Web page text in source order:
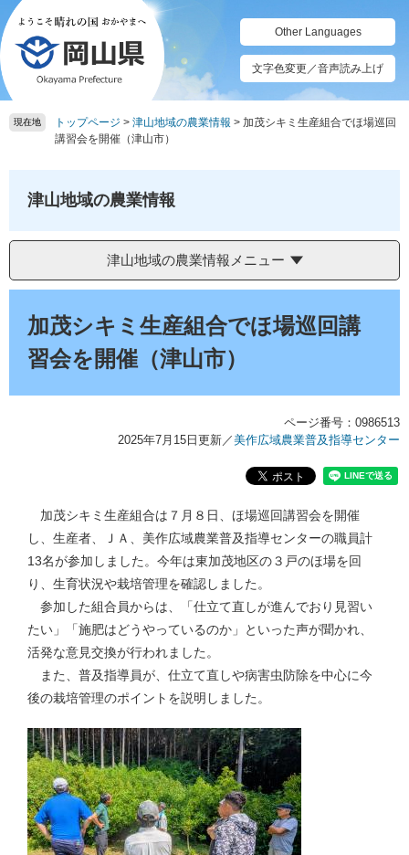
ペ
ー
ジ
の
先
頭
メ
ニ
ュ
ー
を
飛
Other Languages
文字色変更／音声読み上げ
現在地 トップページ > 津山地域の農業情報 > 加茂シキミ生産組合でほ場巡回
講習会を開催（津山市）
津山地域の農業情報
津山地域の農業情報メニュー
加茂シキミ生産組合でほ場巡回講
習会を開催（津山市）
ページ番号：0986513
2025年7月15日更新／美作広域農業普及指導センター
加茂シキミ生産組合は７月８日、ほ場巡回講習会を開催
し、生産者、ＪＡ、美作広域農業普及指導センターの職員計
13名が参加しました。今年は東加茂地区の３戸のほ場を回
り、生育状況や栽培管理を確認しました。
参加した組合員からは、「仕立て直しが進んでおり見習い
たい」「施肥はどうやっているのか」といった声が聞かれ、
活発な意見交換が行われました。
また、普及指導員が、仕立て直しや病害虫防除を中心に今
後の栽培管理のポイントを説明しました。